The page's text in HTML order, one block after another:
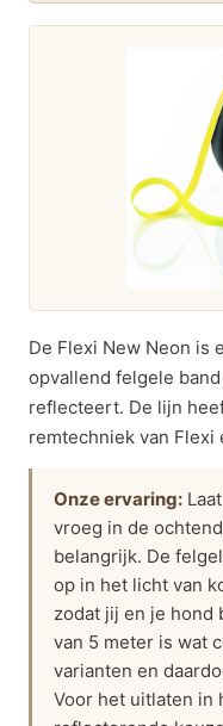
De Flexi New Neon is
opvallend felgele
reflecteert. De lijn
remtechniek van
Onze ervaring:
vroeg in de
belangrijk. De
op in het licht van
zodat jij en je hond
van 5 meter is wat
varianten en
Voor het uitlaten in